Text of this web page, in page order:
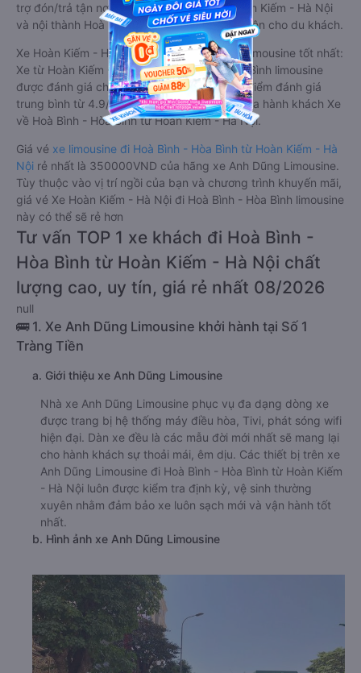
trợ đón/trả tận nơi miễn phí tại nội thành Hoàn Kiếm - Hà Nội
và nội thành Hoà Bình - Hòa Bình, rất thuận tiện cho du khách.
Xe Hoàn Kiếm - Hà Nội Hoà Bình - Hòa Bình limousine tốt nhất:
Xe từ Hoàn Kiếm - Hà Nội đi Hoà Bình - Hòa Bình limousine
được đánh giá chung có chất lượng Tốt với điểm đánh giá
trung bình từ 4.9/5 dựa trên 106 phản hồi của hành khách Xe
về Hoà Bình - Hòa Bình từ Hoàn Kiếm - Hà Nội.
Giá vé xe limousine đi Hoà Bình - Hòa Bình từ Hoàn Kiếm - Hà
Nội rẻ nhất là 350000VND của hãng xe Anh Dũng Limousine.
Tùy thuộc vào vị trí ngồi của bạn và chương trình khuyến mãi,
giá vé Xe Hoàn Kiếm - Hà Nội đi Hoà Bình - Hòa Bình limousine
này có thể sẽ rẻ hơn
Tư vấn TOP 1 xe khách đi Hoà Bình -
Hòa Bình từ Hoàn Kiếm - Hà Nội chất
lượng cao, uy tín, giá rẻ nhất 08/2026
null
🚌 1. Xe Anh Dũng Limousine khởi hành tại Số 1
Tràng Tiền
a. Giới thiệu xe Anh Dũng Limousine
Nhà xe Anh Dũng Limousine phục vụ đa dạng dòng xe
được trang bị hệ thống máy điều hòa, Tivi, phát sóng wifi
hiện đại. Dàn xe đều là các mẫu đời mới nhất sẽ mang lại
cho hành khách sự thoải mái, êm dịu. Các thiết bị trên xe
Anh Dũng Limousine đi Hoà Bình - Hòa Bình từ Hoàn Kiếm
- Hà Nội luôn được kiểm tra định kỳ, vệ sinh thường
xuyên nhằm đảm bảo xe luôn sạch mới và vận hành tốt
nhất.
b. Hình ảnh xe Anh Dũng Limousine